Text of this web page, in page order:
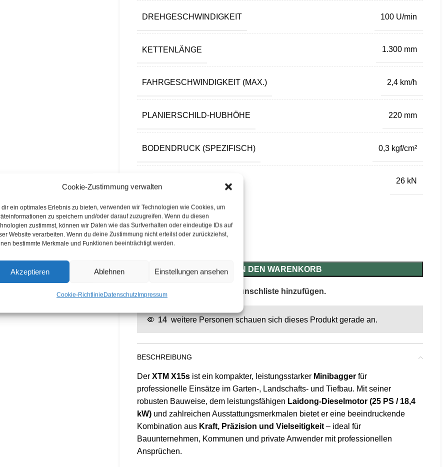
Cookie-Zustimmung verwalten
dir ein optimales Erlebnis zu bieten, verwenden wir Technologien wie Cookies, um
zu speichern und/oder darauf zuzugreifen. Wenn du diesen
zustimmst, können wir Daten wie das Surfverhalten oder eindeutige IDs auf
Website verarbeiten. Wenn du deine Zustimmung nicht erteilst oder zurückziehst,
bestimmte Merkmale und Funktionen beeinträchtigt werden.
Akzeptieren Ablehnen Einstellungen ansehen
Cookie-RichtlinieDatenschutzImpressum
DREHGESCHWINDIGKEIT 100 U/min
KETTENLÄNGE 1.300 mm
FAHRGESCHWINDIGKEIT (MAX.) 2,4 km/h
PLANIERSCHILD-HUBHÖHE 220 mm
BODENDRUCK (SPEZIFISCH) 0,3 kgf/cm²
26 kN
Lieferzeit:sofort lieferbar!
IN DEN WARENKORB
Vergleichen Zur Wunschliste hinzufügen.
14 weitere Personen schauen sich dieses Produkt gerade an.
BESCHREIBUNG
Der XTM X15s ist ein kompakter, leistungsstarker Minibagger für
professionelle Einsätze im Garten-, Landschafts- und Tiefbau. Mit seiner
robusten Bauweise, dem leistungsfähigen Laidong-Dieselmotor (25 PS / 18,4
kW) und zahlreichen Ausstattungsmerkmalen bietet er eine beeindruckende
Kombination aus Kraft, Präzision und Vielseitigkeit – ideal für
Bauunternehmen, Kommunen und private Anwender mit professionellen
Ansprüchen.